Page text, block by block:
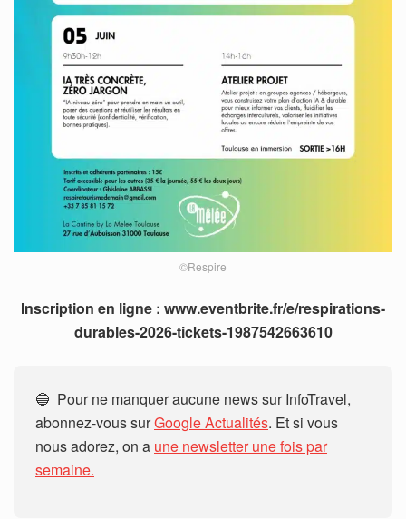
©Respire
Inscription en ligne : www.eventbrite.fr/e/respirations-
durables-2026-tickets-1987542663610
🔵 Pour ne manquer aucune news sur InfoTravel,
abonnez-vous surGoogle Actualités. Et si vous
nous adorez, on a une newsletter une fois par
semaine.